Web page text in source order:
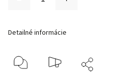
Detailné informácie